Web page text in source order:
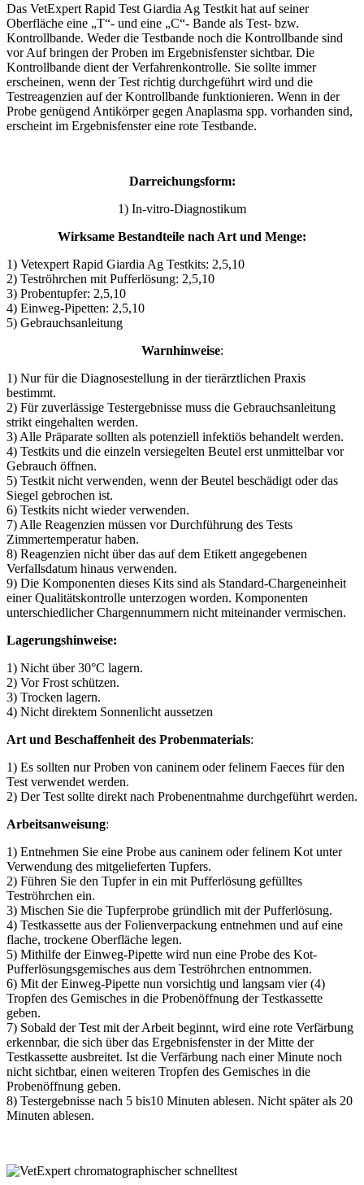
Das VetExpert Rapid Test Giardia Ag Testkit hat auf seiner
Oberfläche eine „T“- und eine „C“- Bande als Test- bzw.
Kontrollbande. Weder die Testbande noch die Kontrollbande sind
vor Auf bringen der Proben im Ergebnisfenster sichtbar. Die
Kontrollbande dient der Verfahrenkontrolle. Sie sollte immer
erscheinen, wenn der Test richtig durchgeführt wird und die
Testreagenzien auf der Kontrollbande funktionieren. Wenn in der
Probe genügend Antikörper gegen Anaplasma spp. vorhanden sind,
erscheint im Ergebnisfenster eine rote Testbande.
Darreichungsform:
1) In-vitro-Diagnostikum
Wirksame Bestandteile nach Art und Menge:
1) Vetexpert Rapid Giardia Ag Testkits: 2,5,10
2) Teströhrchen mit Pufferlösung: 2,5,10
3) Probentupfer: 2,5,10
4) Einweg-Pipetten: 2,5,10
5) Gebrauchsanleitung
Warnhinweise:
1) Nur für die Diagnosestellung in der tierärztlichen Praxis
bestimmt.
2) Für zuverlässige Testergebnisse muss die Gebrauchsanleitung
strikt eingehalten werden.
3) Alle Präparate sollten als potenziell infektiös behandelt werden.
4) Testkits und die einzeln versiegelten Beutel erst unmittelbar vor
Gebrauch öffnen.
5) Testkit nicht verwenden, wenn der Beutel beschädigt oder das
Siegel gebrochen ist.
6) Testkits nicht wieder verwenden.
7) Alle Reagenzien müssen vor Durchführung des Tests
Zimmertemperatur haben.
8) Reagenzien nicht über das auf dem Etikett angegebenen
Verfallsdatum hinaus verwenden.
9) Die Komponenten dieses Kits sind als Standard-Chargeneinheit
einer Qualitätskontrolle unterzogen worden. Komponenten
unterschiedlicher Chargennummern nicht miteinander vermischen.
Lagerungshinweise:
1) Nicht über 30°C lagern.
2) Vor Frost schützen.
3) Trocken lagern.
4) Nicht direktem Sonnenlicht aussetzen
Art und Beschaffenheit des Probenmaterials:
1) Es sollten nur Proben von caninem oder felinem Faeces für den
Test verwendet werden.
2) Der Test sollte direkt nach Probenentnahme durchgeführt werden.
Arbeitsanweisung:
1) Entnehmen Sie eine Probe aus caninem oder felinem Kot unter
Verwendung des mitgelieferten Tupfers.
2) Führen Sie den Tupfer in ein mit Pufferlösung gefülltes
Teströhrchen ein.
3) Mischen Sie die Tupferprobe gründlich mit der Pufferlösung.
4) Testkassette aus der Folienverpackung entnehmen und auf eine
flache, trockene Oberfläche legen.
5) Mithilfe der Einweg-Pipette wird nun eine Probe des Kot-
Pufferlösungsgemisches aus dem Teströhrchen entnommen.
6) Mit der Einweg-Pipette nun vorsichtig und langsam vier (4)
Tropfen des Gemisches in die Probenöffnung der Testkassette
geben.
7) Sobald der Test mit der Arbeit beginnt, wird eine rote Verfärbung
erkennbar, die sich über das Ergebnisfenster in der Mitte der
Testkassette ausbreitet. Ist die Verfärbung nach einer Minute noch
nicht sichtbar, einen weiteren Tropfen des Gemisches in die
Probenöffnung geben.
8) Testergebnisse nach 5 bis10 Minuten ablesen. Nicht später als 20
Minuten ablesen.